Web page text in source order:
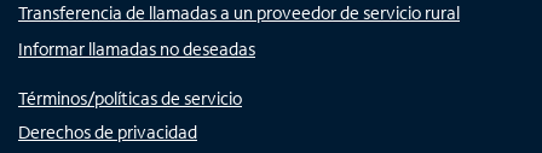
Transferencia de llamadas a un proveedor de servicio rural
Informar llamadas no deseadas
Términos/políticas de servicio
Derechos de privacidad